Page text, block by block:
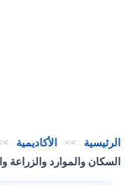
الرئيسية >> الأكاديمية
السكان والموارد والزراعة